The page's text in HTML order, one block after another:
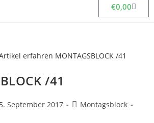
€0,00
/41
September 2017
Montagsblock